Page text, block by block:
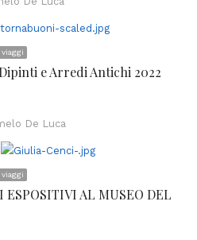
e Arredi Antichi 2022
De Luca
ESPOSITIVI AL MUSEO DEL